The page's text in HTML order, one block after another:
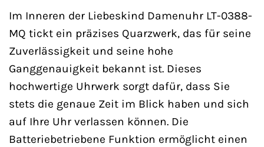
Im Inneren der Liebeskind Damenuhr LT-0388-
MQ tickt ein präzises Quarzwerk, das für seine
Zuverlässigkeit und seine hohe
Ganggenauigkeit bekannt ist. Dieses
hochwertige Uhrwerk sorgt dafür, dass Sie
stets die genaue Zeit im Blick haben und sich
auf Ihre Uhr verlassen können. Die
Batteriebetriebene Funktion ermöglicht einen